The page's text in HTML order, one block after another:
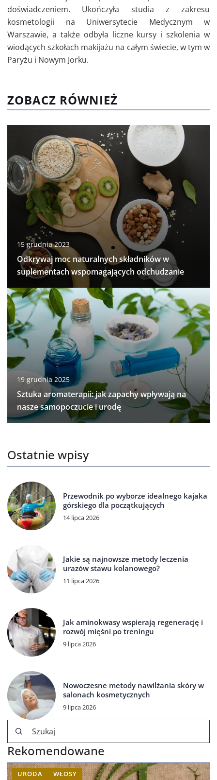
doświadczeniem. Ukończyła studia z zakresu
kosmetologii na Uniwersytecie Medycznym w
Warszawie, a także odbyła liczne kursy i szkolenia w
wiodących szkołach makijażu na całym świecie, w tym w
Paryżu i Nowym Jorku.
ZOBACZ RÓWNIEŻ
15 grudnia 2023
Odkrywaj moc naturalnych składników w
suplementach wspomagających odchudzanie
19 grudnia 2025
Sztuka aromaterapii: jak zapachy wpływają na
nasze samopoczucie i urodę
Ostatnie wpisy
Przewodnik po wyborze idealnego kajaka
górskiego dla początkujących
14 lipca 2026
Jakie są najnowsze metody leczenia
urazów stawu kolanowego?
11 lipca 2026
Jak aminokwasy wspierają regenerację i
rozwój mięśni po treningu
9 lipca 2026
Nowoczesne metody nawilżania skóry w
salonach kosmetycznych
9 lipca 2026
Rekomendowane
URODA WŁOSY